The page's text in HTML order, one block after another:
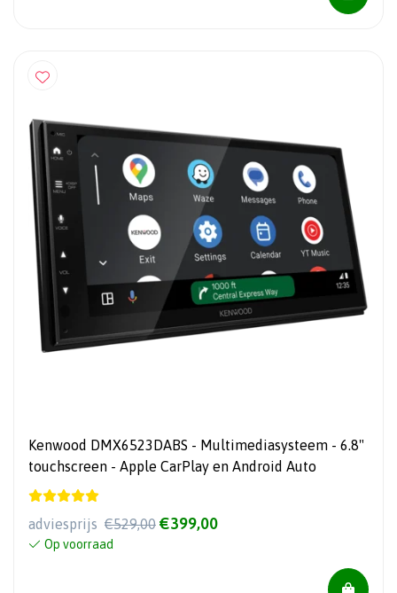
Kenwood DMX6523DABS - Multimediasysteem - 6.8"
touchscreen - Apple CarPlay en Android Auto
adviesprijs €529,00 €399,00
Op voorraad